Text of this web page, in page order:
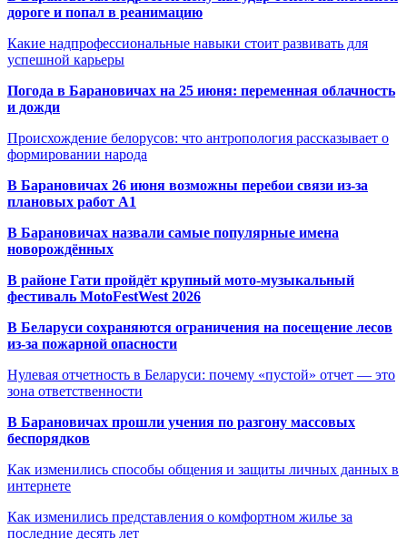
дороге и попал в реанимацию
Какие надпрофессиональные навыки стоит развивать для
успешной карьеры
Погода в Барановичах на 25 июня: переменная облачность
и дожди
Происхождение белорусов: что антропология рассказывает о
формировании народа
В Барановичах 26 июня возможны перебои связи из-за
плановых работ A1
В Барановичах назвали самые популярные имена
новорождённых
В районе Гати пройдёт крупный мото-музыкальный
фестиваль MotoFestWest 2026
В Беларуси сохраняются ограничения на посещение лесов
из-за пожарной опасности
Нулевая отчетность в Беларуси: почему «пустой» отчет — это
зона ответственности
В Барановичах прошли учения по разгону массовых
беспорядков
Как изменились способы общения и защиты личных данных в
интернете
Как изменились представления о комфортном жилье за
последние десять лет